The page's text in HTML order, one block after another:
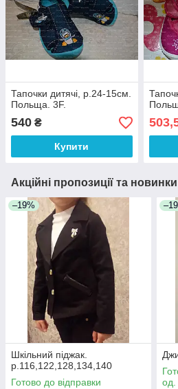
Тапочки дитячі, р.24-15см.
Польща. 3F.
540 ₴
Купити
Акційні пропозиції та новинки
–19%
Шкільний піджак.
р.116,122,128,134,140
Готово до відправки
од.